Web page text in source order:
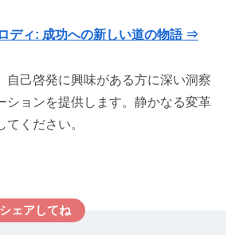
ディ: 成功への新しい道の物語 ⇒
自己啓発に興味がある方に深い洞察
ションを提供します。静かなる変革
ください。
ェアしてね